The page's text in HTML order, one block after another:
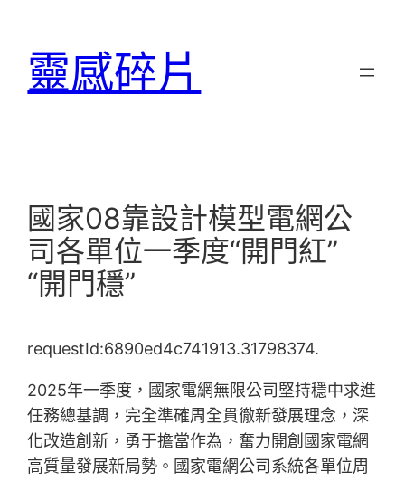
靈感碎片
國家08靠設計模型電網公
司各單位一季度“開門紅”
“開門穩”
requestId:6890ed4c741913.31798374.
2025年一季度，國家電網無限公司堅持穩中求進
任務總基調，完全準確周全貫徹新發展理念，深
化改造創新，勇于擔當作為，奮力開創國家電網
高質量發展新局勢。國家電網公司系統各單位周